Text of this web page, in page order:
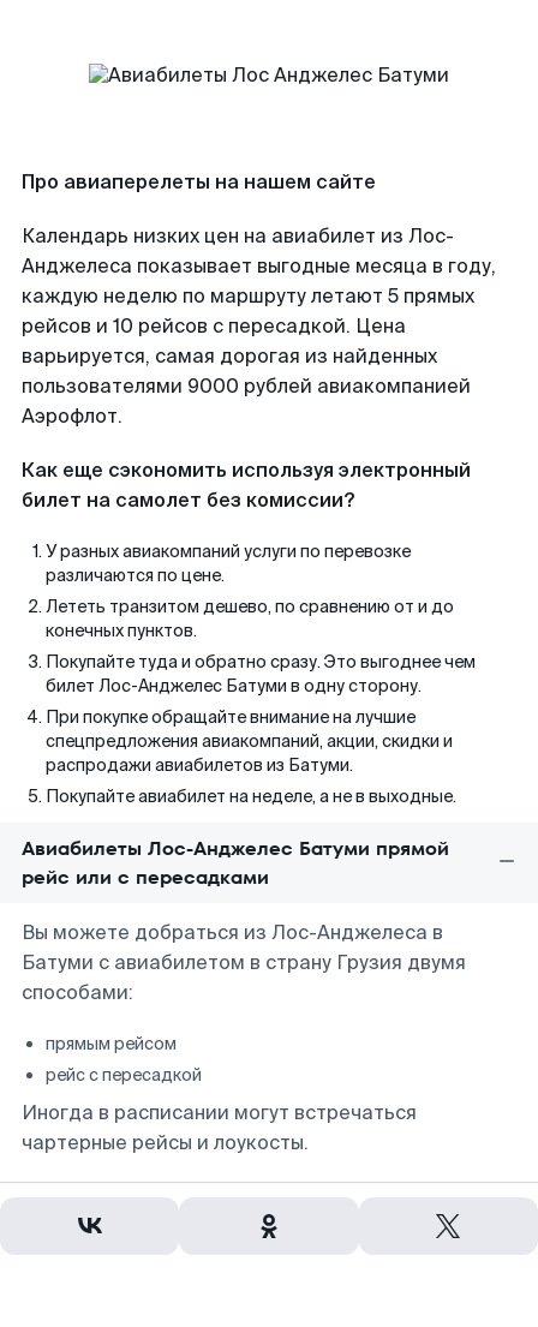
Про авиаперелеты на нашем сайте
Календарь низких цен на авиабилет из Лос-
Анджелеса показывает выгодные месяца в году,
каждую неделю по маршруту летают 5 прямых
рейсов и 10 рейсов с пересадкой. Цена
варьируется, самая дорогая из найденных
пользователями 9000 рублей авиакомпанией
Аэрофлот.
Как еще сэкономить используя электронный
билет на самолет без комиссии?
У разных авиакомпаний услуги по перевозке
различаются по цене.
Лететь транзитом дешево, по сравнению от и до
конечных пунктов.
Покупайте туда и обратно сразу. Это выгоднее чем
билет Лос-Анджелес Батуми в одну сторону.
При покупке обращайте внимание на лучшие
спецпредложения авиакомпаний, акции, скидки и
распродажи авиабилетов из Батуми.
Покупайте авиабилет на неделе, а не в выходные.
Авиабилеты Лос-Анджелес Батуми прямой
рейс или с пересадками
Вы можете добраться из Лос-Анджелеса в
Батуми с авиабилетом в страну Грузия двумя
способами:
прямым рейсом
рейс с пересадкой
Иногда в расписании могут встречаться
чартерные рейсы и лоукосты.